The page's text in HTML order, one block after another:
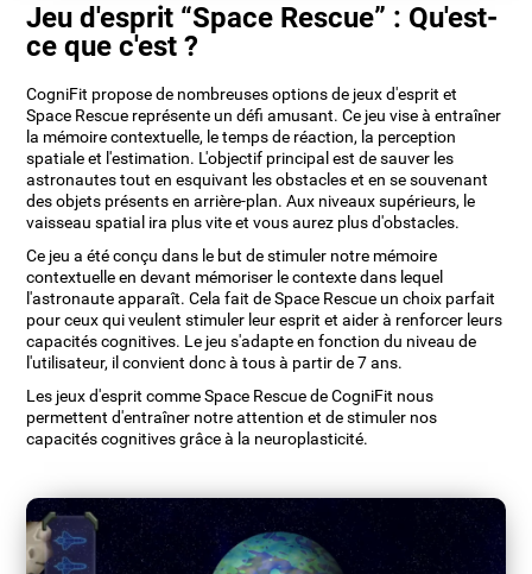
Jeu d'esprit “Space Rescue” : Qu'est-
ce que c'est ?
CogniFit propose de nombreuses options de jeux d'esprit et
Space Rescue représente un défi amusant. Ce jeu vise à entraîner
la mémoire contextuelle, le temps de réaction, la perception
spatiale et l'estimation. L'objectif principal est de sauver les
astronautes tout en esquivant les obstacles et en se souvenant
des objets présents en arrière-plan. Aux niveaux supérieurs, le
vaisseau spatial ira plus vite et vous aurez plus d'obstacles.
Ce jeu a été conçu dans le but de stimuler notre mémoire
contextuelle en devant mémoriser le contexte dans lequel
l'astronaute apparaît. Cela fait de Space Rescue un choix parfait
pour ceux qui veulent stimuler leur esprit et aider à renforcer leurs
capacités cognitives. Le jeu s'adapte en fonction du niveau de
l'utilisateur, il convient donc à tous à partir de 7 ans.
Les jeux d'esprit comme Space Rescue de CogniFit nous
permettent d'entraîner notre attention et de stimuler nos
capacités cognitives grâce à la neuroplasticité.